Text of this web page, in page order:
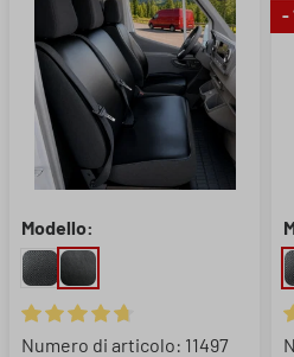
Modello:
Valutazione media di 4.79 su 5
Numero di articolo: 11497
-